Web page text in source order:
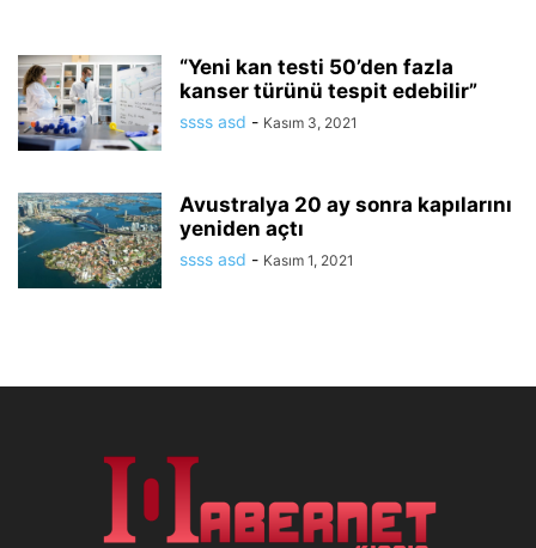
“Yeni kan testi 50’den fazla
kanser türünü tespit edebilir”
ssss asd - Kasım 3, 2021
Avustralya 20 ay sonra kapılarını
yeniden açtı
ssss asd - Kasım 1, 2021